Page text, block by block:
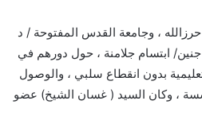
، وجامعة القدس المفتوحة / د
ابتسام جلامنة ، حول دورهم في
بدون انقطاع سلبي ، والوصول
، وكان السيد ( غسان الشيخ) عضو